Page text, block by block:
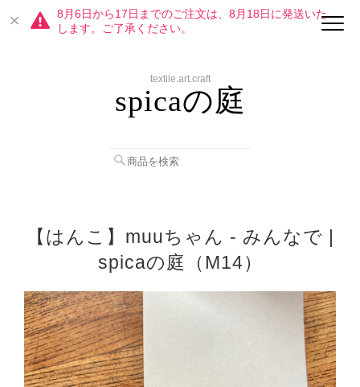
8月6日から17日までのご注文は、8月18日に発送いた
します。ご了承ください。
textile.art.craft
spicaの庭
【はんこ】muuちゃん - みんなで |
spicaの庭（M14）